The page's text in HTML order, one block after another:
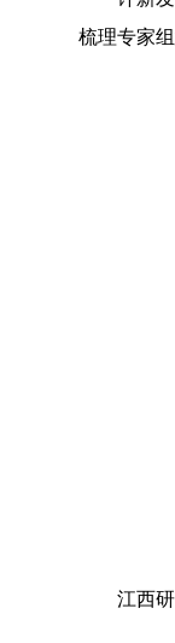
梳理专家
江西